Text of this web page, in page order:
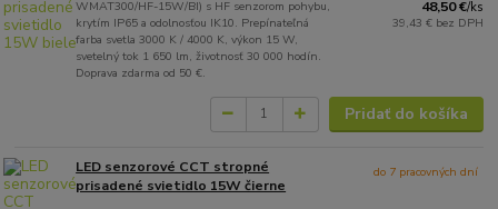
WMAT300/HF-15W/BI) s HF senzorom pohybu,
krytím IP65 a odolnosťou IK10. Prepínateľná
farba svetla 3000 K / 4000 K, výkon 15 W,
svetelný tok 1 650 lm, životnosť 30 000 hodín.
Doprava zdarma od 50 €.
48,50 €/ks
39,43 € bez DPH
Pridať do košíka
LED senzorové CCT stropné
prisadené svietidlo 15W čierne
do 7 pracovných dní